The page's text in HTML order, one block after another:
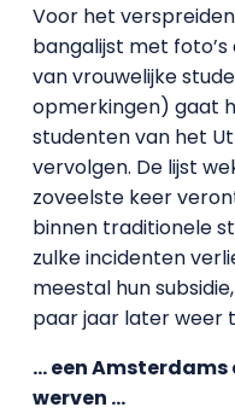
Voor het
bangalijst met
van vrouwelijke
opmerkingen) gaat
studenten van het
vervolgen. De lijst
zoveelste keer
binnen traditionele
zulke incidenten
meestal hun
paar jaar later weer
… een
werven …